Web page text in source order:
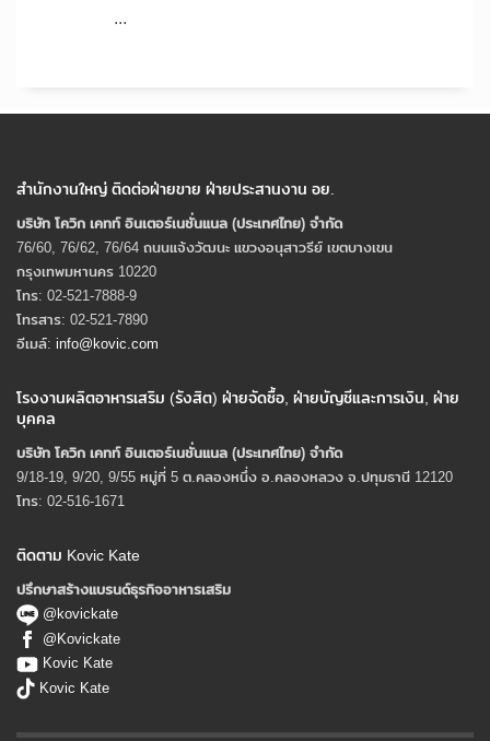
...
สำนักงานใหญ่ ติดต่อฝ่ายขาย ฝ่ายประสานงาน อย.
บริษัท โควิก เคทท์ อินเตอร์เนชั่นแนล (ประเทศไทย) จํากัด
76/60, 76/62, 76/64 ถนนแจ้งวัฒนะ แขวงอนุสาวรีย์ เขตบางเขน
กรุงเทพมหานคร 10220
โทร: 02-521-7888-9
โทรสาร: 02-521-7890
อีเมล์: info@kovic.com
โรงงานผลิตอาหารเสริม (รังสิต) ฝ่ายจัดซื้อ, ฝ่ายบัญชีและการเงิน, ฝ่าย
บุคคล
บริษัท โควิก เคทท์ อินเตอร์เนชั่นแนล (ประเทศไทย) จํากัด
9/18-19, 9/20, 9/55 หมู่ที่ 5 ต.คลองหนึ่ง อ.คลองหลวง จ.ปทุมธานี 12120
โทร: 02-516-1671
ติดตาม Kovic Kate
ปรึกษาสร้างแบรนด์ธุรกิจอาหารเสริม
@kovickate
@Kovickate
Kovic Kate
Kovic Kate